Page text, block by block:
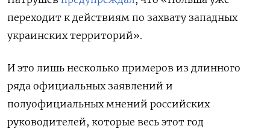
переходит к действиям по захвату западных
украинских территорий».
И это лишь несколько примеров из длинного
ряда официальных заявлений и
полуофициальных мнений российских
руководителей, которые весь этот год